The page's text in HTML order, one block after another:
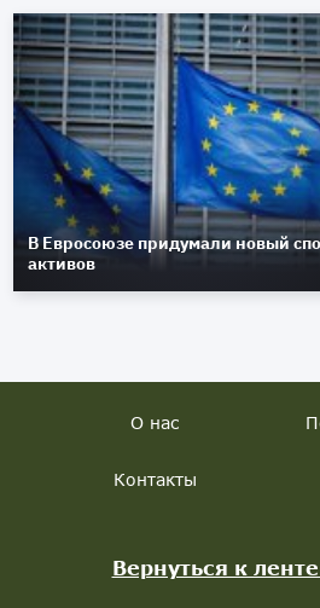
В Евросоюзе придумали новый
активов
О нас
Контакты
Вернуться к